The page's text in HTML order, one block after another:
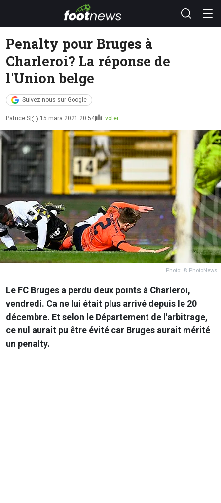
Penalty pour Bruges à
Charleroi? La réponse de
l'Union belge
Suivez-nous sur Google
Patrice S 15 mara 2021 20:54 voter
Photo: © PhotoNews
Le FC Bruges a perdu deux points à Charleroi,
vendredi. Ca ne lui était plus arrivé depuis le 20
décembre. Et selon le Département de l'arbitrage,
ce nul aurait pu être évité car Bruges aurait mérité
un penalty.